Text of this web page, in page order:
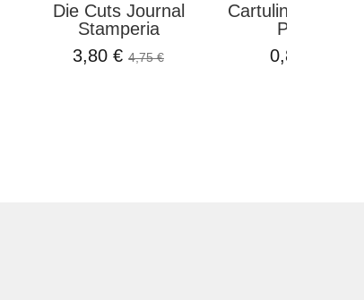
Die Cuts Journal
Stamperia
3,80 €4,75 €
Cartulina O
Perlada...
0,81 €